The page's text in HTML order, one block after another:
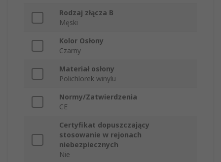
Rodzaj złącza B
Męski
Kolor Osłony
Czarny
Materiał osłony
Polichlorek winylu
Normy/Zatwierdzenia
CE
Certyfikat dopuszczający
stosowanie w rejonach
niebezpiecznych
Nie